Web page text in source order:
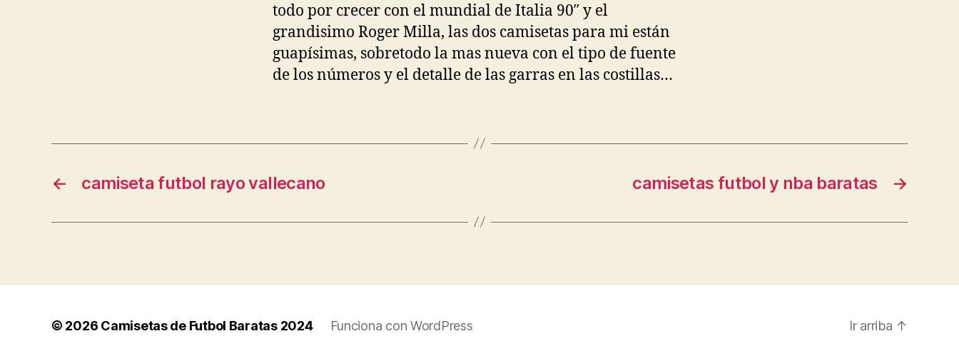
todo por crecer con el mundial de Italia 90″ y el
grandisimo Roger Milla, las dos camisetas para mi están
guapísimas, sobretodo la mas nueva con el tipo de fuente
de los números y el detalle de las garras en las costillas…
← camiseta futbol rayo vallecano →
camisetas futbol y nba baratas
© 2026 Camisetas de Futbol Baratas 2024 Funciona con WordPress Ir arriba ↑